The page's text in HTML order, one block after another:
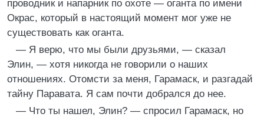
проводник и напарник по охоте — оганта по имени
Окрас, который в настоящий момент мог уже не
существовать как оганта.
— Я верю, что мы были друзьями, — сказал
Элин, — хотя никогда не говорили о наших
отношениях. Отомсти за меня, Гарамаск, и разгадай
тайну Паравата. Я сам почти добрался до нее.
— Что ты нашел, Элин? — спросил Гарамаск, но